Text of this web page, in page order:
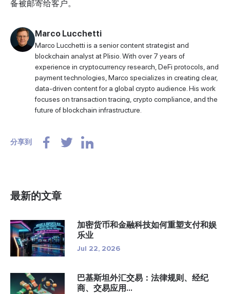
备被邮寄给客户。
Marco Lucchetti
Marco Lucchetti is a senior content strategist and
blockchain analyst at Plisio. With over 7 years of
experience in cryptocurrency research, DeFi protocols, and
payment technologies, Marco specializes in creating clear,
data-driven content for a global crypto audience. His work
focuses on transaction tracing, crypto compliance, and the
future of blockchain infrastructure.
分享到
最新的文章
加密货币和金融科技如何重塑支付和娱
乐业
Jul 22, 2026
巴基斯坦外汇交易：法律规则、经纪
商、交易应用...